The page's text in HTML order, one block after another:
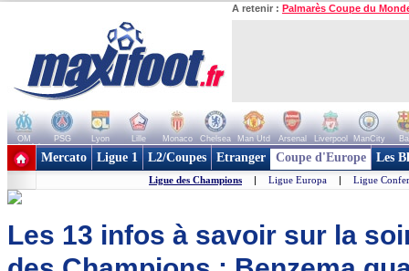
A retenir : Palmarès Coupe du
OM PSG Lyon Lille Monaco Chelsea Man Utd Arsenal Liverpool ManCity
+ de clubs
Mercato Ligue 1 L2/Coupes Etranger Coupe d'Europe Les
Ligue des Champions | Ligue Europa | Ligue
Les 13 infos à savoir sur la